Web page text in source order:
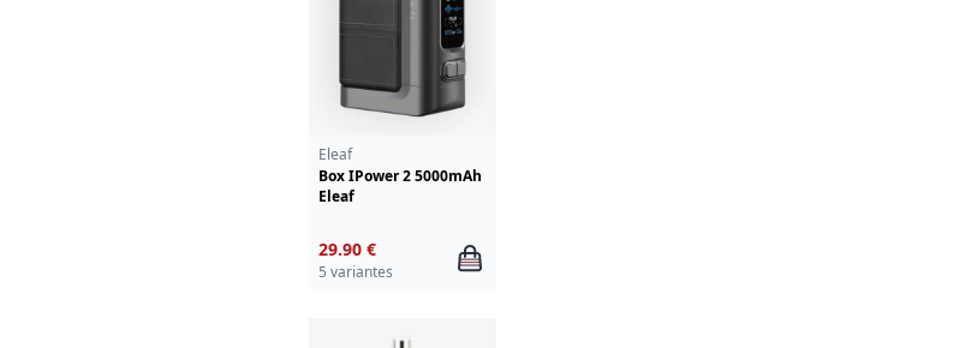
Eleaf
Box IPower 2 5000mAh
Eleaf
29.90 €
5 variantes